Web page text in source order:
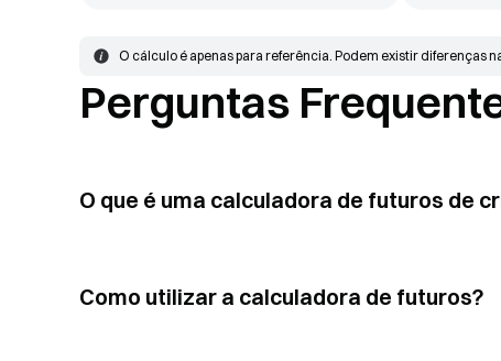
O cálculo é apenas para referência. Podem existir diferenças
Perguntas
O que é uma calculadora de futuros de
Como utilizar a calculadora de futuros?